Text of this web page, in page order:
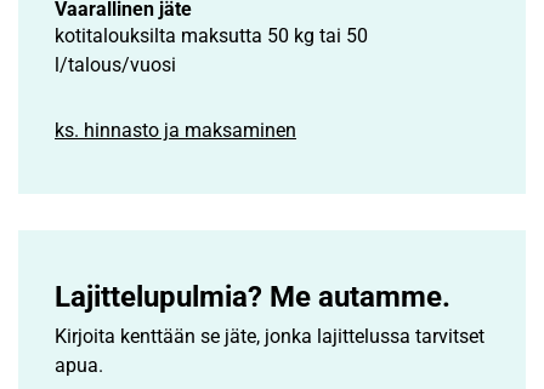
Vaarallinen jäte
kotitalouksilta maksutta 50 kg tai 50
l/talous/vuosi
ks. hinnasto ja maksaminen
Lajittelupulmia? Me autamme.
Kirjoita kenttään se jäte, jonka lajittelussa tarvitset
apua.